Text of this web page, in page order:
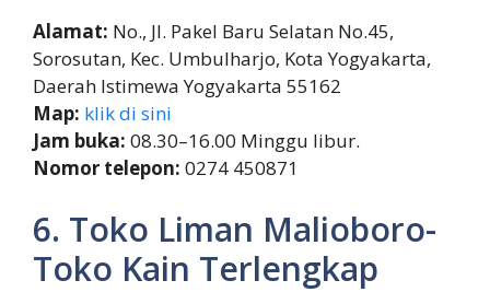
Alamat: No., Jl. Pakel Baru Selatan No.45,
Sorosutan, Kec. Umbulharjo, Kota Yogyakarta,
Daerah Istimewa Yogyakarta 55162
Map: klik di sini
Jam buka: 08.30–16.00 Minggu libur.
Nomor telepon: 0274 450871
6. Toko Liman Malioboro-
Toko Kain Terlengkap